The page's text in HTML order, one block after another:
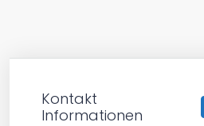
Kontakt
Informationen